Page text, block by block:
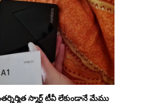
స్మార్ట్ టీవీ లేకుండానే మేము